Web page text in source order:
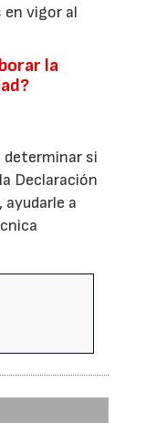
vigor al
la
si
Declaración
ayudarle a